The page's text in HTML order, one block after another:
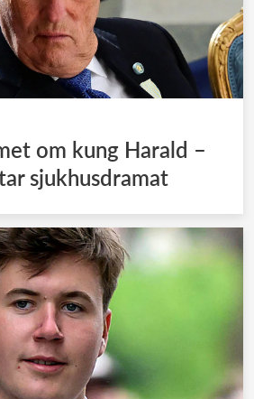
om kung Harald –
sjukhusdramat